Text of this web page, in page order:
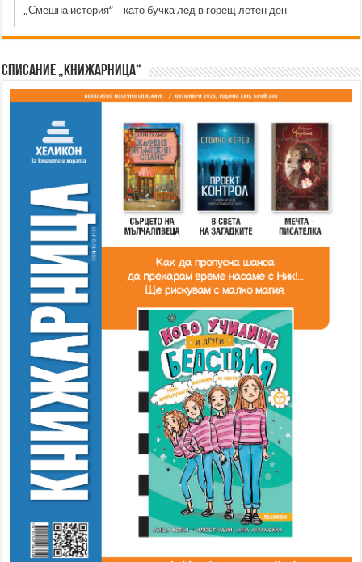
„Смешна история“ – като бучка лед в горещ летен ден
Списание „Книжарница“